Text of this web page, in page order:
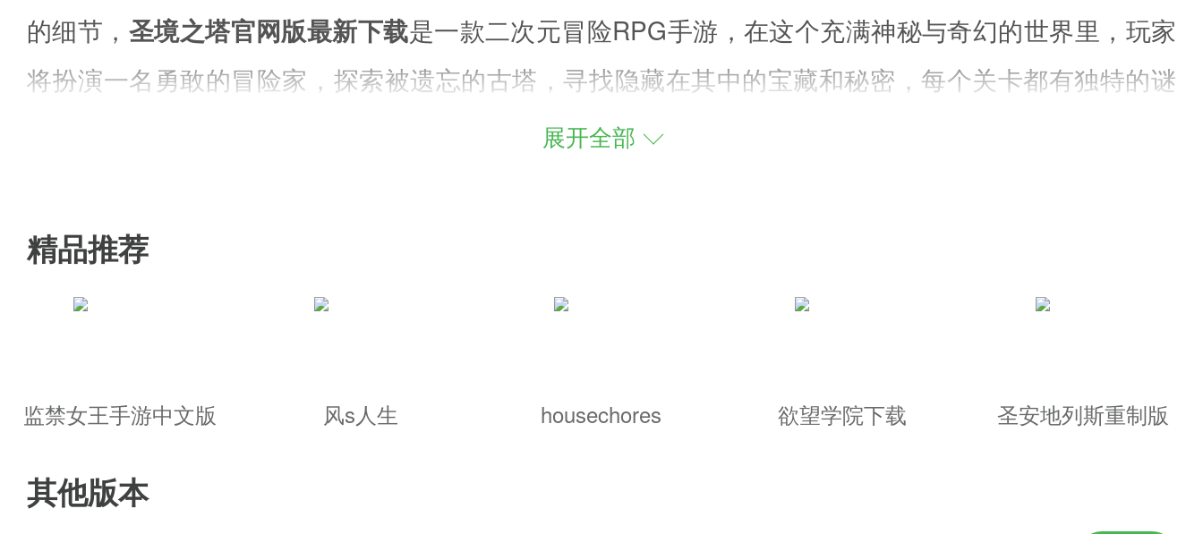
的细节， 圣境之塔官网版最新下载是一款二次元冒险RPG手游，在这个充满神秘与奇幻的世界里，玩家
将扮演一名勇敢的冒险家，探索被遗忘的古塔，寻找隐藏在其中的宝藏和秘密，每个关卡都有独特的谜
游戏构建了一个庞大而有深度的游戏世界，玩家可以探索各种神秘的地方，体验不同的冒险
游戏提供了多种职业供玩家选择，每种职业都有自己独特的技能和成长路径
节奏进行
玩家可以与其他玩家组队冒险，或者在游戏内进行交流互动，增强了游戏的社交性
展开全部
精品推荐
监禁女王手游中文版 风s人生 housechores 欲望学院下载 圣安地列斯重制版
其他版本